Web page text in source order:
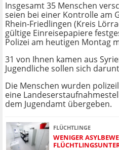
Insgesamt 35 Menschen
seien bei einer Kontrolle am
Rhein-Friedlingen (Kreis
gültige Einreisepapiere
Polizei am heutigen Montag
31 von Ihnen kamen aus
Jugendliche sollen sich
Die Menschen wurden
eine
dem Jugendamt übergeben.
FLÜCHTLINGE
WENIGER